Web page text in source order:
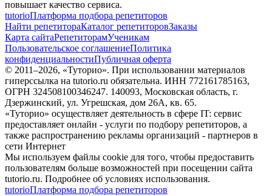
повышает качество сервиса.
tutorioПлатформа подбора репетиторов
Найти репетитораКаталог репетиторовЗаказы
Карта сайтаРепетиторамУченикам
Пользовательское соглашениеПолитика
конфиденциальностиПубличная оферта
© 2011–2026, «Туторио». При использовании материалов
гиперссылка на tutorio.ru обязательна. ИНН 772161785163,
ОГРН 324508100346247. 140093, Московская область, г.
Дзержинский, ул. Угрешская, дом 26А, кв. 65.
«Туторио» осуществляет деятельность в сфере IT: сервис
предоставляет онлайн - услуги по подбору репетиторов, а
также распространению рекламы организаций - партнеров в
сети Интернет
Мы используем файлы cookie для того, чтобы предоставить
пользователям больше возможностей при посещении сайта
tutorio.ru. Подробнее об условиях использования.
tutorioПлатформа подбора репетиторов